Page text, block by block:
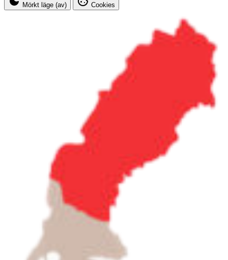
Mörkt läge (av) Cookies